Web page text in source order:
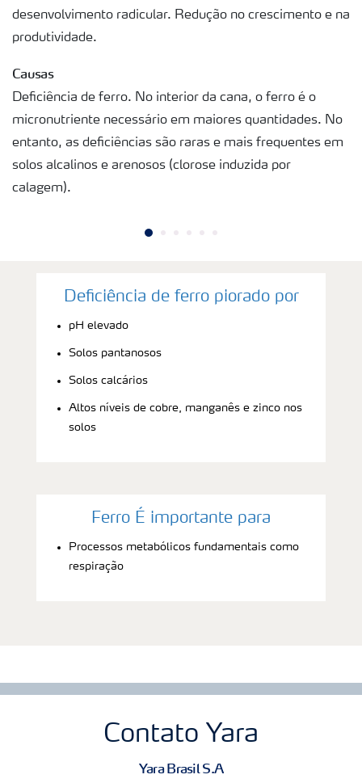
desenvolvimento radicular. Redução no crescimento e na
produtividade.
Causas
Deficiência de ferro. No interior da cana, o ferro é o
micronutriente necessário em maiores quantidades. No
entanto, as deficiências são raras e mais frequentes em
solos alcalinos e arenosos (clorose induzida por
calagem).
Deficiência de ferro piorado por
pH elevado
Solos pantanosos
Solos calcários
Altos níveis de cobre, manganês e zinco nos
solos
Ferro É importante para
Processos metabólicos fundamentais como
respiração
Contato Yara
Yara Brasil S.A